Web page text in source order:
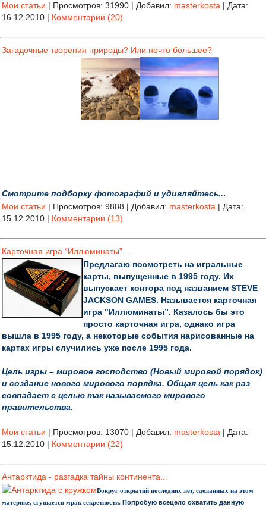
Мои статьи | Просмотров: 31990 | Добавил: masterkosta | Дата:
16.12.2010 | Комментарии (20)
Загадочные творения природы? Или нечто большее?
Смотрите подборку фотографий и удивляйтесь...
Мои статьи | Просмотров: 9888 | Добавил: masterkosta | Дата:
15.12.2010 | Комментарии (13)
Карточная игра “Иллюминаты”...
Предлагаю посмотреть на игральные
карты, выпущенные в 1995 году. Их
выпускает контора под названием STEVE
JACKSON GAMES. Называется карточная
игра "Иллюминаты”. Казалось бы это
просто карточная игра, однако игра
вышла в 1995 году, а некоторые события нарисованные на
картах игры случились уже после 1995 года.
Цель игры – мировое господство (Новый мировой порядок)
и создание нового мирового порядка. Общая цель как раз
совпадает с целью так называемого мирового
правительства.
Мои статьи | Просмотров: 13070 | Добавил: masterkosta | Дата:
15.12.2010 | Комментарии (22)
Антарктида - разгадка тайны континента...
Вокруг открытий последних лет, сделанных на этом
материке, сгущается мрак секретности. Попробую всецело охватить данную